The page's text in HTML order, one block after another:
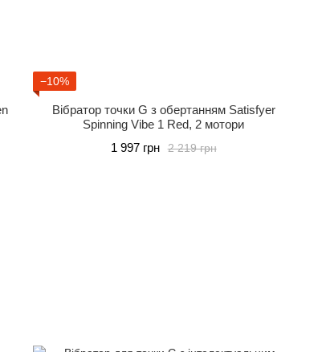
−10%
Вібратор точки G з обертанням Satisfyer
Spinning Vibe 1 Red, 2 мотори
2 219 грн
1 997 грн